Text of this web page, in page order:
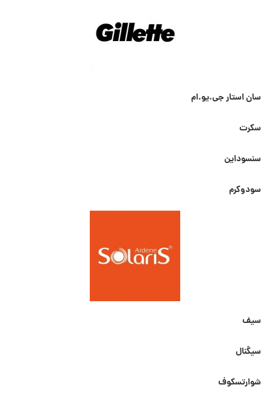
سان استار جی.یو.ام
سکرت
سنسوداین
سودوکرم
سیف
سیگنال
شوارتسکوف